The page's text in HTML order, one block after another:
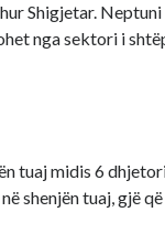
Shigjetar.
nga sektori i
tuaj midis 6
shenjën tuaj, gjë